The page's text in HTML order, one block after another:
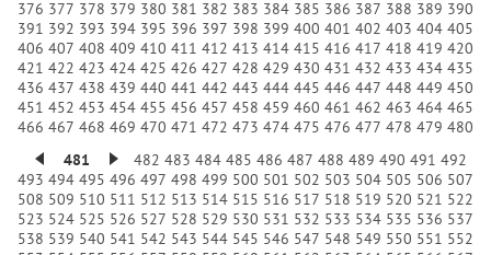
376 377 378 379 380 381 382 383 384 385 386 387 388 389 390
391 392 393 394 395 396 397 398 399 400 401 402 403 404 405
406 407 408 409 410 411 412 413 414 415 416 417 418 419 420
421 422 423 424 425 426 427 428 429 430 431 432 433 434 435
436 437 438 439 440 441 442 443 444 445 446 447 448 449 450
451 452 453 454 455 456 457 458 459 460 461 462 463 464 465
466 467 468 469 470 471 472 473 474 475 476 477 478 479 480
481
482 483 484 485 486 487 488 489 490 491 492
493 494 495 496 497 498 499 500 501 502 503 504 505 506 507
508 509 510 511 512 513 514 515 516 517 518 519 520 521 522
523 524 525 526 527 528 529 530 531 532 533 534 535 536 537
538 539 540 541 542 543 544 545 546 547 548 549 550 551 552